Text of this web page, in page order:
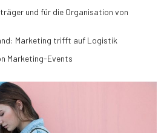
und für die Organisation von
Marketing trifft auf Logistik
Marketing-Events